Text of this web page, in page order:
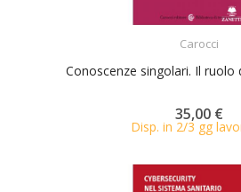
Carocci
Conoscenze singolari. Il ruolo
35,00 €
Disp. in 2/3 gg